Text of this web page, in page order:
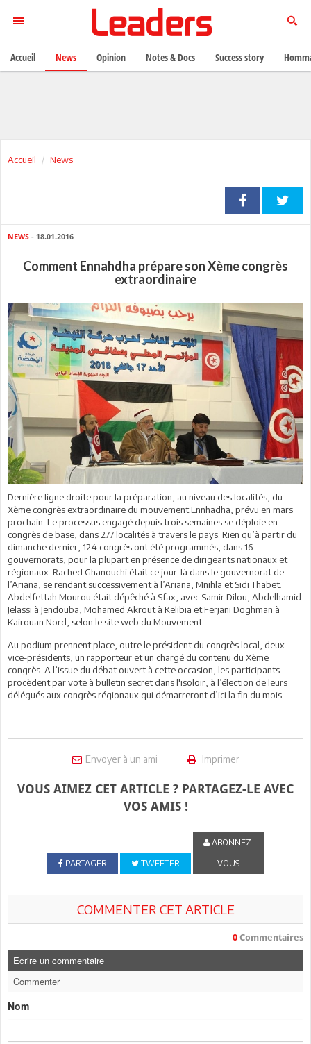
Accueil News
NEWS - 18.01.2016
Comment Ennahdha prépare son Xème congrès
extraordinaire
Dernière ligne droite pour la préparation, au niveau des localités, du
Xème congrès extraordinaire du mouvement Ennhadha, prévu en mars
prochain. Le processus engagé depuis trois semaines se déploie en
congrès de base, dans 277 localités à travers le pays. Rien qu’à partir du
dimanche dernier, 124 congrès ont été programmés, dans 16
gouvernorats, pour la plupart en présence de dirigeants nationaux et
régionaux. Rached Ghanouchi était ce jour-là dans le gouvernorat de
l’Ariana, se rendant successivement à l’Ariana, Mnihla et Sidi Thabet.
Abdelfettah Mourou était dépêché à Sfax, avec Samir Dilou, Abdelhamid
Jelassi à Jendouba, Mohamed Akrout à Kelibia et Ferjani Doghman à
Kairouan Nord, selon le site web du Mouvement.
Au podium prennent place, outre le président du congrès local, deux
vice-présidents, un rapporteur et un chargé du contenu du Xème
congrès. A l’issue du débat ouvert à cette occasion, les participants
procèdent par vote à bulletin secret dans l'isoloir, à l’élection de leurs
délégués aux congrès régionaux qui démarreront d’ici la fin du mois.
Envoyer à un ami Imprimer
VOUS AIMEZ CET ARTICLE ? PARTAGEZ-LE AVEC
VOS AMIS !
PARTAGER TWEETER
ABONNEZ-
VOUS
COMMENTER CET ARTICLE
0 Commentaires
Ecrire un commentaire
Commenter
Nom
Accueil News Opinion Notes & Docs Success story